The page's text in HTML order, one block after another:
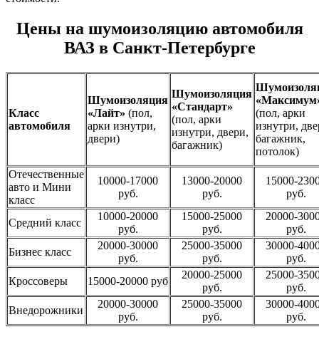
Цены на шумоизоляцию автомобиля
ВАЗ в Санкт-Петербурге
Класс
автомобиля
Шумоизоляция
«Лайт» (пол,
арки изнутри,
двери)
Шумоизоляция
«Стандарт»
(пол, арки
изнутри, двери,
багажник)
(пол, арки
изнутри,
багажник,
потолок)
Отечественные
авто и Мини
класс
10000-17000
руб.
13000-20000
руб.
15000-
руб.
Средний класс
10000-20000
руб.
15000-25000
руб.
20000-
руб.
Бизнес класс
20000-30000
руб.
25000-35000
руб.
30000-
руб.
Кроссоверы
15000-20000 руб
20000-25000
руб.
25000-
руб.
Внедорожники
20000-30000
руб.
25000-35000
руб.
30000-
руб.